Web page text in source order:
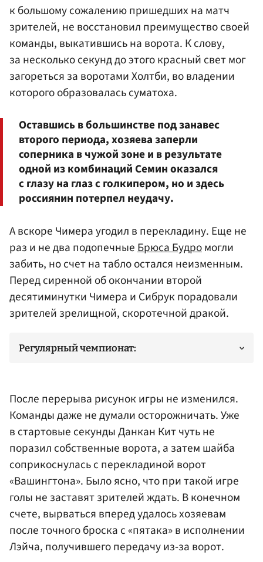
к большому сожалению пришедших на матч
зрителей, не восстановил преимущество своей
команды, выкатившись на ворота. К слову,
за несколько секунд до этого красный свет мог
загореться за воротами Холтби, во владении
которого образовалась суматоха.
Оставшись в большинстве под занавес
второго периода, хозяева заперли
соперника в чужой зоне и в результате
одной из комбинаций Семин оказался
с глазу на глаз с голкипером, но и здесь
россиянин потерпел неудачу.
А вскоре Чимера угодил в перекладину. Еще не
раз и не два подопечныеБрюса Будромогли
забить, но счет на табло остался неизменным.
Перед сиренной об окончании второй
десятиминутки Чимера и Сибрук порадовали
зрителей зрелищной, скоротечной дракой.
Регулярный чемпионат:
После перерыва рисунок игры не изменился.
Команды даже не думали осторожничать. Уже
в стартовые секундыДанкан Китчуть не
поразил собственные ворота, а затем шайба
соприкоснулась с перекладиной ворот
«Вашингтона». Было ясно, что при такой игре
голы не заставят зрителей ждать. В конечном
счете, вырваться вперед удалось хозяевам
после точного броска с «пятака» в исполнении
Лэйча, получившего передачу из-за ворот.